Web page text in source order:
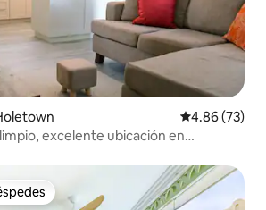
Calificación
4.86 (73)
excelente ubicación en